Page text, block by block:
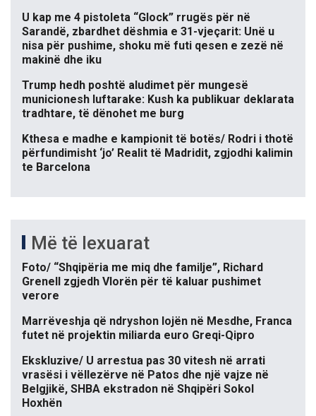
U kap me 4 pistoleta “Glock” rrugës për në
Sarandë, zbardhet dëshmia e 31-vjeçarit: Unë u
nisa për pushime, shoku më futi qesen e zezë në
makinë dhe iku
Trump hedh poshtë aludimet për mungesë
municionesh luftarake: Kush ka publikuar deklarata
tradhtare, të dënohet me burg
Kthesa e madhe e kampionit të botës/ Rodri i thotë
përfundimisht ‘jo’ Realit të Madridit, zgjodhi kalimin
te Barcelona
Më të lexuarat
Foto/ “Shqipëria me miq dhe familje”, Richard
Grenell zgjedh Vlorën për të kaluar pushimet
verore
Marrëveshja që ndryshon lojën në Mesdhe, Franca
futet në projektin miliarda euro Greqi-Qipro
Ekskluzive/ U arrestua pas 30 vitesh në arrati
vrasësi i vëllezërve në Patos dhe një vajze në
Belgjikë, SHBA ekstradon në Shqipëri Sokol
Hoxhën